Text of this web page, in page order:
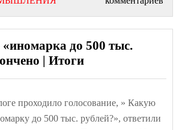
«иномарка до 500 тыс.
| Итоги
проходило голосование, » Какую
до 500 тыс. рублей?», ответили